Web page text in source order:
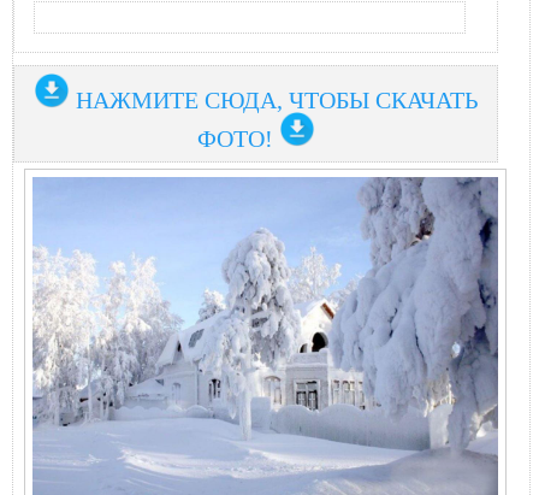
НАЖМИТЕ СЮДА, ЧТОБЫ СКАЧАТЬ
ФОТО!